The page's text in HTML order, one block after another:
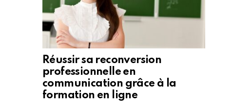
Réussir sa reconversion
professionnelle en
communication grâce à la
formation en ligne